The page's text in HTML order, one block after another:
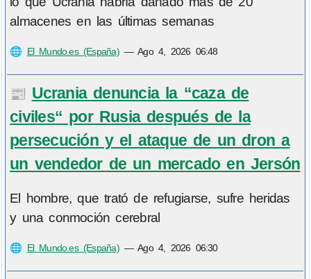
almacenes en las últimas semanas
🌐 El Mundo.es (España)—Ago 4, 2026 06:48
📰 Ucrania denuncia la “caza de
civiles“ por Rusia después de la
persecución y el ataque de un dron a
un vendedor de un mercado en Jersón
El hombre, que trató de refugiarse, sufre heridas
y una conmoción cerebral
🌐 El Mundo.es (España)—Ago 4, 2026 06:30